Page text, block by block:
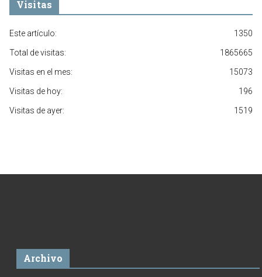
Visitas
1350
Este artículo:
1865665
Total de visitas:
15073
Visitas en el mes:
196
Visitas de hoy:
1519
Visitas de ayer:
Archivo